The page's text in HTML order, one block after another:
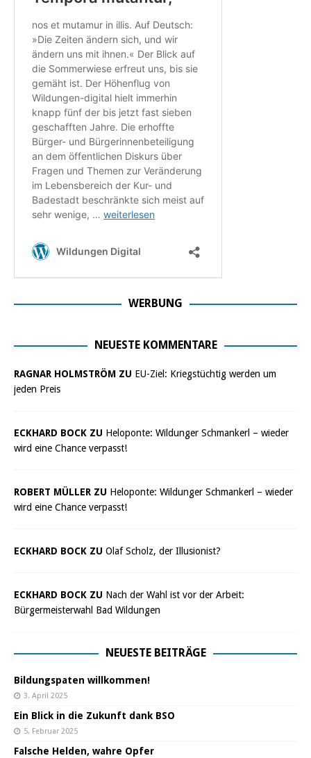
WERBUNG
NEUESTE KOMMENTARE
RAGNAR HOLMSTRÖM ZU EU-Ziel: Kriegstüchtig werden um
jeden Preis
ECKHARD BOCK ZU Heloponte: Wildunger Schmankerl – wieder
wird eine Chance verpasst!
ROBERT MÜLLER ZU Heloponte: Wildunger Schmankerl – wieder
wird eine Chance verpasst!
ECKHARD BOCK ZU Olaf Scholz, der Illusionist?
ECKHARD BOCK ZU Nach der Wahl ist vor der Arbeit:
Bürgermeisterwahl Bad Wildungen
NEUESTE BEITRÄGE
Bildungspaten willkommen!
3. April 2025
Ein Blick in die Zukunft dank BSO
5. Februar 2025
Falsche Helden, wahre Opfer